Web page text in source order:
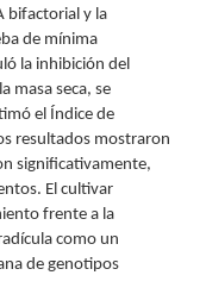
bifactorial y la
de mínima
la inhibición del
masa seca, se
el Índice de
resultados mostraron
significativamente,
El cultivar
frente a la
como un
de genotipos